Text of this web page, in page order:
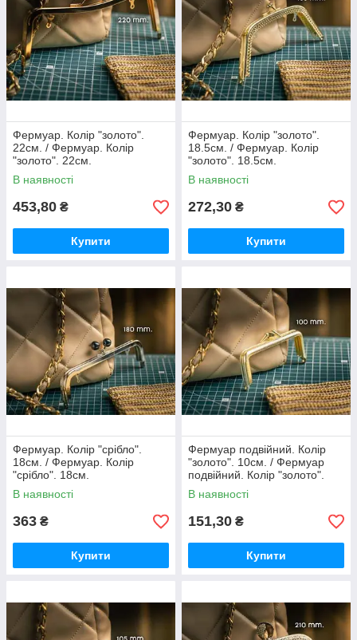
Фермуар. Колір "золото".
22см. / Фермуар. Колір
"золото". 22см.
В наявності
453,80 ₴
Купити
Фермуар. Колір "золото".
18.5см. / Фермуар. Колір
"золото". 18.5см.
В наявності
272,30 ₴
Купити
Фермуар. Колір "срібло".
18см. / Фермуар. Колір
"срібло". 18см.
В наявності
363 ₴
Купити
Фермуар подвійний. Колір
"золото". 10см. / Фермуар
подвійний. Колір "золото".
10см.
В наявності
151,30 ₴
Купити